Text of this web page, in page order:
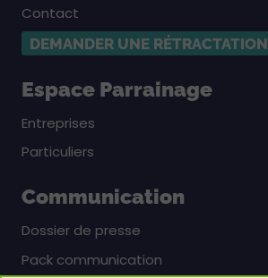
Contact
DEMANDER UNE RÉTRACTATION
Espace Parrainage
Entreprises
Particuliers
Communication
Dossier de presse
Pack communication